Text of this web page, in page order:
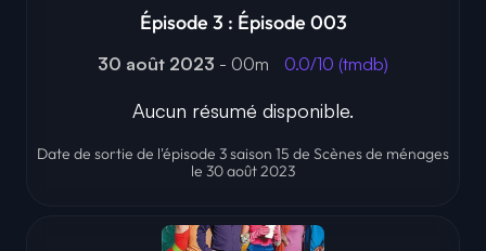
Épisode 3 : Épisode 003
30 août 2023 - 00m 0.0/10 (tmdb)
Aucun résumé disponible.
Date de sortie de l'épisode 3 saison 15 de Scènes de ménages
le 30 août 2023